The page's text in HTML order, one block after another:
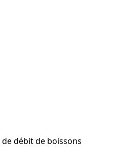
débit de boissons